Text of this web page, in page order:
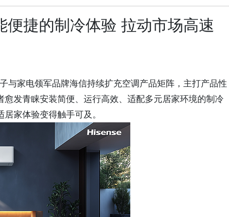
捷的制冷体验 拉动市场高速
与家电领军品牌海信持续扩充空调产品矩阵，主打产品性
发青睐安装简便、运行高效、适配多元居家环境的制冷
家体验变得触手可及。